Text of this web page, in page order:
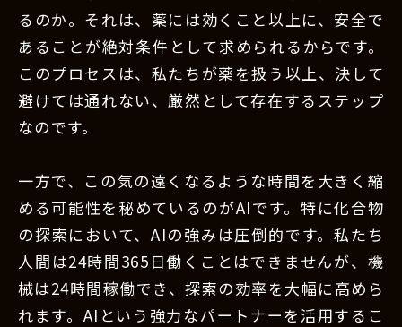
るのか。それは、薬には効くこと以上に、安全で
あることが絶対条件として求められるからです。
このプロセスは、私たちが薬を扱う以上、決して
避けては通れない、厳然として存在するステップ
なのです。
一方で、この気の遠くなるような時間を大きく縮
める可能性を秘めているのがAIです。特に化合物
の探索において、AIの強みは圧倒的です。私たち
人間は24時間365日働くことはできませんが、機
械は24時間稼働でき、探索の効率を大幅に高めら
れます。AIという強力なパートナーを活用するこ